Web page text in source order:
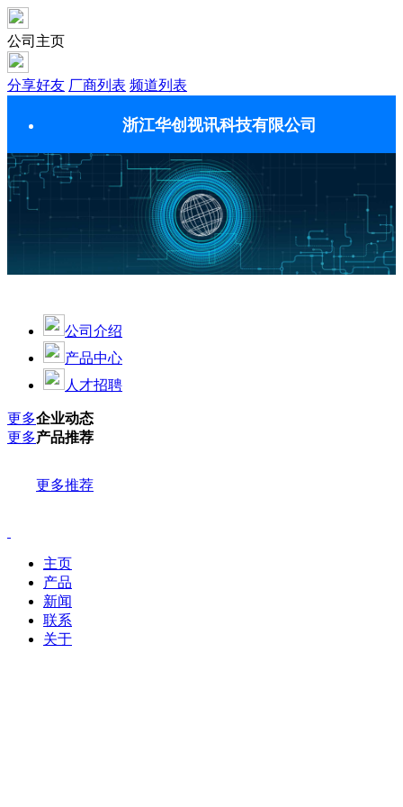
公司主页
分享好友 厂商列表 频道列表
浙江华创视讯科技有限公司
公司介绍
产品中心
人才招聘
更多企业动态
更多产品推荐
更多推荐
主页
产品
新闻
联系
关于